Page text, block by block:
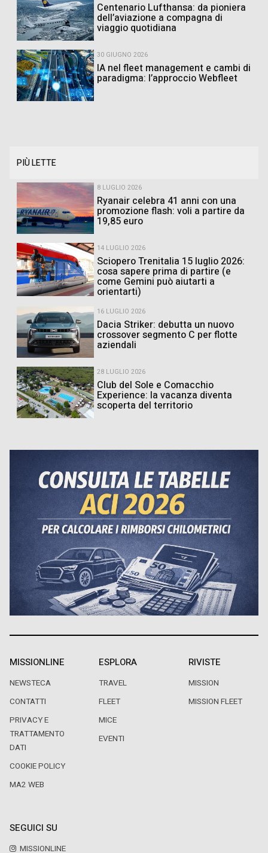
Centenario Lufthansa: da pioniera
dell’aviazione a compagna di
viaggio quotidiana
30 GIUGNO 2026
IA nel fleet management e cambi di
paradigma: l’approccio Webfleet
PIÙ LETTE
8 LUGLIO 2026
Ryanair celebra 41 anni con una
promozione flash: voli a partire da
19,85 euro
14 LUGLIO 2026
Sciopero Trenitalia 15 luglio 2026:
cosa sapere prima di partire (e
come Gemini può aiutarti a
orientarti)
16 LUGLIO 2026
Dacia Striker: debutta un nuovo
crossover segmento C per flotte
aziendali
28 LUGLIO 2026
Club del Sole e Comacchio
Experience: la vacanza diventa
scoperta del territorio
MISSIONLINE
NEWSTECA
CONTATTI
PRIVACY E
TRATTAMENTO
DATI
COOKIE POLICY
MA2 WEB
ESPLORA
TRAVEL
FLEET
MICE
EVENTI
RIVISTE
MISSION
MISSION FLEET
SEGUICI SU
MISSIONLINE